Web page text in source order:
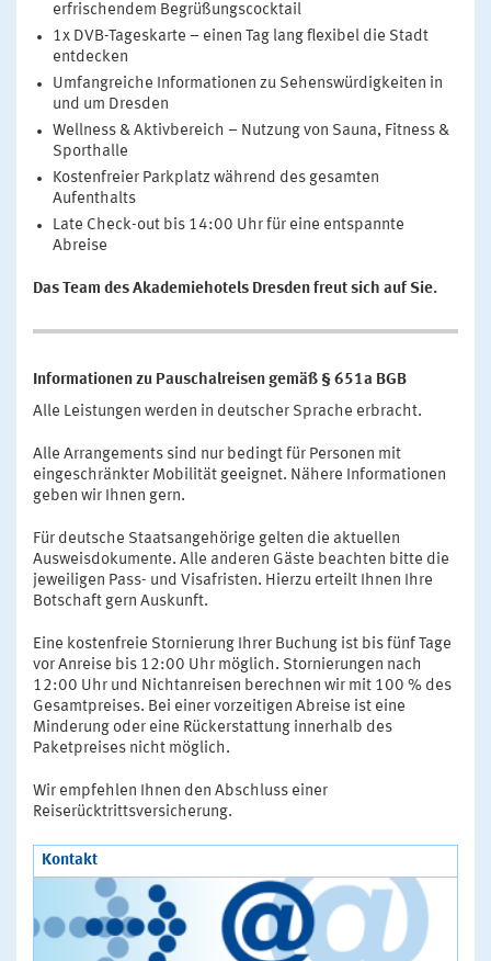
erfrischendem Begrüßungscocktail
1x DVB-Tageskarte – einen Tag lang flexibel die Stadt
entdecken
Umfangreiche Informationen zu Sehenswürdigkeiten in
und um Dresden
Wellness & Aktivbereich – Nutzung von Sauna, Fitness &
Sporthalle
Kostenfreier Parkplatz während des gesamten
Aufenthalts
Late Check-out bis 14:00 Uhr für eine entspannte
Abreise
Das Team des Akademiehotels Dresden freut sich auf Sie.
Informationen zu Pauschalreisen gemäß § 651a BGB
Alle Leistungen werden in deutscher Sprache erbracht.
Alle Arrangements sind nur bedingt für Personen mit
eingeschränkter Mobilität geeignet. Nähere Informationen
geben wir Ihnen gern.
Für deutsche Staatsangehörige gelten die aktuellen
Ausweisdokumente. Alle anderen Gäste beachten bitte die
jeweiligen Pass- und Visafristen. Hierzu erteilt Ihnen Ihre
Botschaft gern Auskunft.
Eine kostenfreie Stornierung Ihrer Buchung ist bis fünf Tage
vor Anreise bis 12:00 Uhr möglich. Stornierungen nach
12:00 Uhr und Nichtanreisen berechnen wir mit 100 % des
Gesamtpreises. Bei einer vorzeitigen Abreise ist eine
Minderung oder eine Rückerstattung innerhalb des
Paketpreises nicht möglich.
Wir empfehlen Ihnen den Abschluss einer
Reiserücktrittsversicherung.
Kontakt